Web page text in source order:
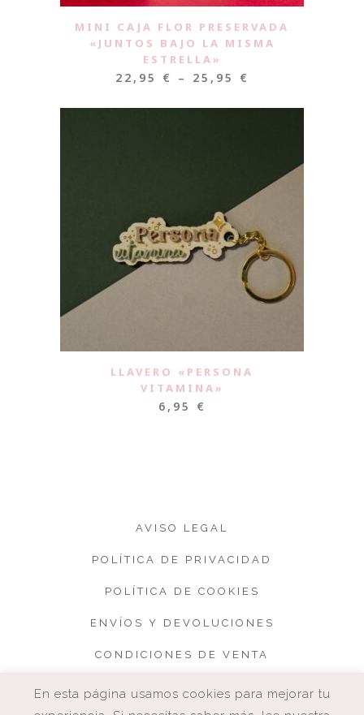
MINI CAJA FLOR PRESERVADA
«JUNTOS BAJO LA MISMA
ESTRELLA»
22,95 € – 25,95 €
LLAVERO «PERSONA
VITAMINA»
6,95 €
AVISO LEGAL
POLÍTICA DE PRIVACIDAD
POLÍTICA DE COOKIES
ENVÍOS Y DEVOLUCIONES
CONDICIONES DE VENTA
En esta página usamos cookies para mejorar tu